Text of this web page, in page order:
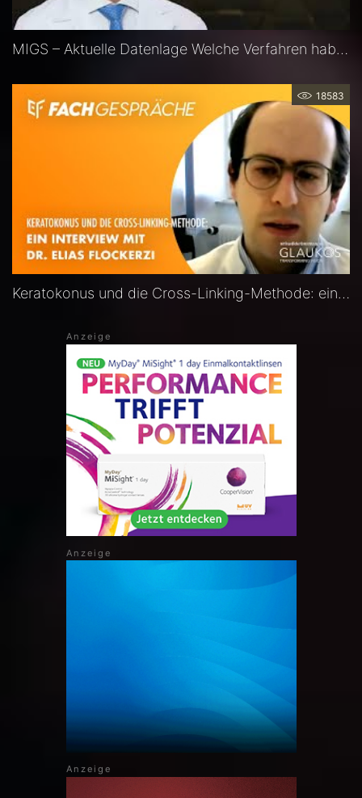
MIGS – Aktuelle Datenlage Welche Verfahren haben das Potenzial zum Goldstandard? — Prof. Fritz Hengerer
18583
Keratokonus und die Cross-Linking-Methode: ein Interview mit Dr. Elias Flockerzi